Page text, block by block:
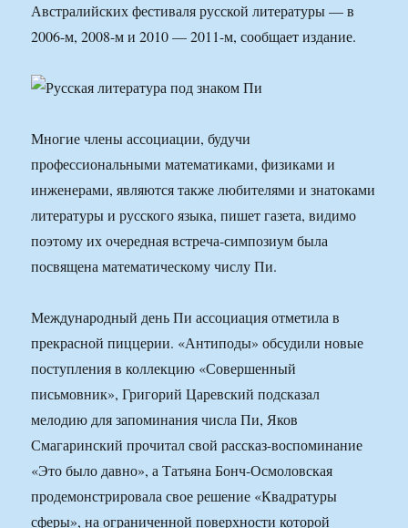
Австралийских фестиваля русской литературы — в
2006-м, 2008-м и 2010 — 2011-м, сообщает издание.
Многие члены ассоциации, будучи
профессиональными математиками, физиками и
инженерами, являются также любителями и знатоками
литературы и русского языка, пишет газета, видимо
поэтому их очередная встреча-симпозиум была
посвящена математическому числу Пи.
Международный день Пи ассоциация отметила в
прекрасной пиццерии. «Антиподы» обсудили новые
поступления в коллекцию «Совершенный
письмовник», Григорий Царевский подсказал
мелодию для запоминания числа Пи, Яков
Смагаринский прочитал свой рассказ-воспоминание
«Это было давно», а Татьяна Бонч-Осмоловская
продемонстрировала свое решение «Квадратуры
сферы», на ограниченной поверхности которой